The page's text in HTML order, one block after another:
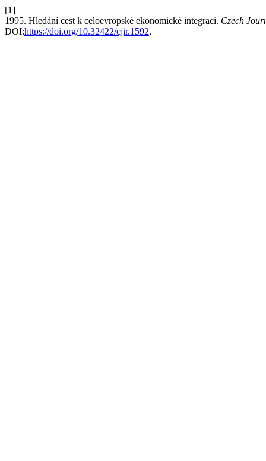
[1]
1995. Hledání cest k celoevropské ekonomické integraci. Czech
DOI:https://doi.org/10.32422/cjir.1592.